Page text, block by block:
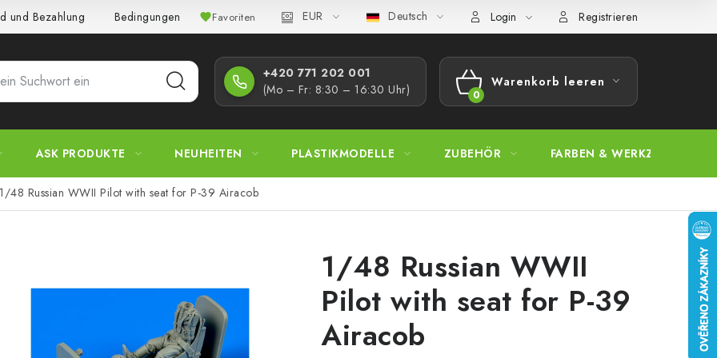
und Bezahlung Bedingungen und Konditionen Datenschutzbestimmungen Beschwerdeverfahren Großhandel
Favoriten EUR Deutsch Login Registrieren
+420 771 202 001​
(Mo – Fr: 8:30 – 16:30 Uhr)
WARENKORB
Warenkorb leeren
ASK PRODUKTE NEUHEITEN PLASTIKMODELLE ZUBEHÖR FARBEN & WERKZEUGE
1/48 Russian WWII Pilot with seat for P-39 Airacob
1/48 Russian WWII
Pilot with seat for P-39
Airacob